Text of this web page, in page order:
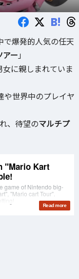
B!
で爆発的人気の任天
アー 」
に親しまれていま
や世界中のプレイヤ
、待望のマルチプ